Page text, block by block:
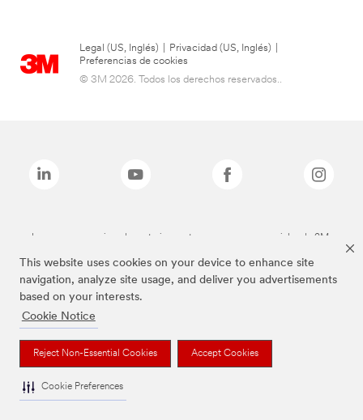
This website uses cookies on your device to enhance site
navigation, analyze site usage, and deliver you advertisements
based on your interests.
Cookie Notice
Reject Non-Essential Cookies Accept Cookies
Cookie Preferences
Legal (US, Inglés) Privacidad (US, Inglés)
Preferencias de cookies
© 3M 2026. Todos los derechos reservados..
Las marcas mencionadas anteriormente son marcas comerciales de 3M.